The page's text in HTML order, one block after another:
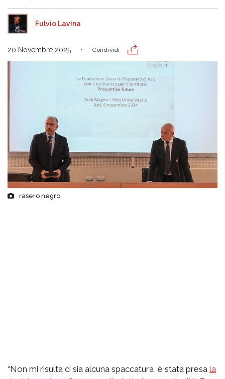
Fulvio Lavina
20 Novembre 2025 Condividi
rasero negro
“Non mi risulta ci sia alcuna spaccatura, è stata presa la